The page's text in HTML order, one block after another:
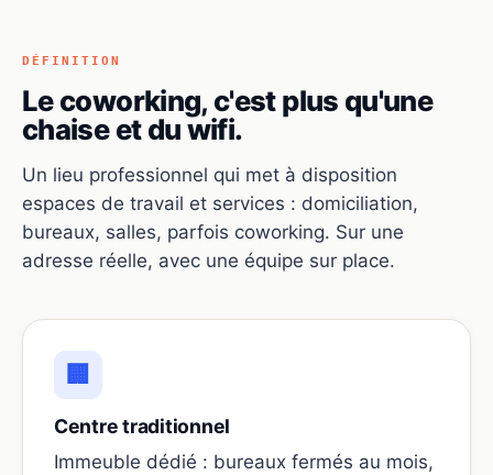
DÉFINITION
Le coworking, c'est plus qu'une
chaise et du wifi.
Un lieu professionnel qui met à disposition
espaces de travail et services : domiciliation,
bureaux, salles, parfois coworking. Sur une
adresse réelle, avec une équipe sur place.
🏢
Centre traditionnel
Immeuble dédié : bureaux fermés au mois,